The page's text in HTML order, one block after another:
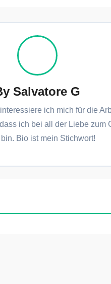
Salvatore G
ich mich für die
ich bei all der Liebe zum
bin. Bio ist mein Stichwort!